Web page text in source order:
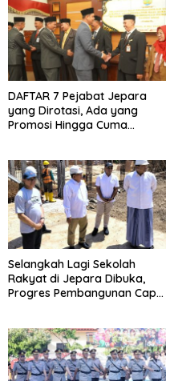
DAFTAR 7 Pejabat Jepara
yang Dirotasi, Ada yang
Promosi Hingga Cuma
Selangkah Lagi Sekolah
Rakyat di Jepara Dibuka,
Progres Pembangunan Capai